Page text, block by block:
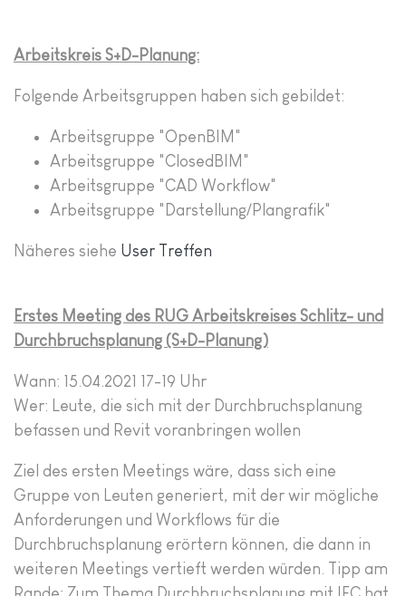
Arbeitskreis S+D-Planung:
Folgende Arbeitsgruppen haben sich gebildet:
Arbeitsgruppe "OpenBIM"
Arbeitsgruppe "ClosedBIM"
Arbeitsgruppe "CAD Workflow"
Arbeitsgruppe "Darstellung/Plangrafik"
Näheres siehe User Treffen
Erstes Meeting des RUG Arbeitskreises Schlitz- und
Durchbruchsplanung (S+D-Planung)
Wann: 15.04.2021 17-19 Uhr
Wer: Leute, die sich mit der Durchbruchsplanung
befassen und Revit voranbringen wollen
Ziel des ersten Meetings wäre, dass sich eine
Gruppe von Leuten generiert, mit der wir mögliche
Anforderungen und Workflows für die
Durchbruchsplanung erörtern können, die dann in
weiteren Meetings vertieft werden würden. Tipp am